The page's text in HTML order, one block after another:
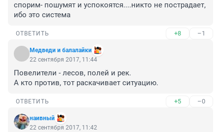
спорим- пошумят и успокоятся....никто не пострадает,
ибо это система
ОТВЕТИТЬ +8 –1
Медведи и балалайки
22 сентября 2017, 11:44
Повелители - лесов, полей и рек.
А кто против, тот раскачивает ситуацию.
ОТВЕТИТЬ +5 –0
наивный
22 сентября 2017, 11:42